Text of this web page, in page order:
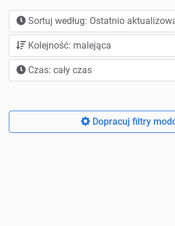
Sortuj według: Ostatnio
Kolejność: malejąca
Czas: cały czas
Dopracuj filtry